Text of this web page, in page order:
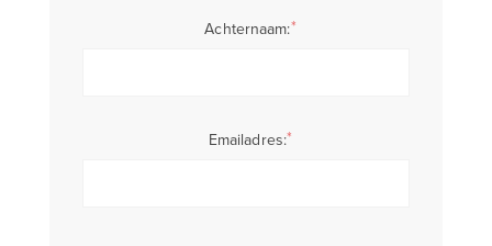
Achternaam:*
Emailadres:*